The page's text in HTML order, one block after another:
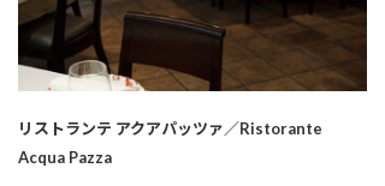
リストランテ アクアパッツァ／Ristorante
Acqua Pazza